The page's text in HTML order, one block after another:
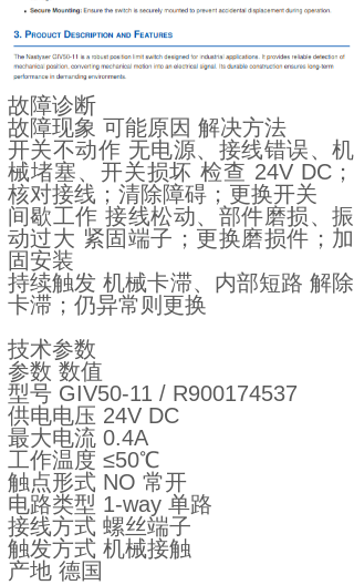
故障诊断
故障现象 可能原因 解决方法
开关不动作 无电源、接线错误、机
械堵塞、开关损坏 检查 24V DC；
核对接线；清除障碍；更换开关
间歇工作 接线松动、部件磨损、振
动过大 紧固端子；更换磨损件；加
固安装
持续触发 机械卡滞、内部短路 解除
卡滞；仍异常则更换
技术参数
参数 数值
型号 GIV50-11 / R900174537
供电电压 24V DC
最大电流 0.4A
工作温度 ≤50℃
触点形式 NO 常开
电路类型 1-way 单路
接线方式 螺丝端子
触发方式 机械接触
产地 德国